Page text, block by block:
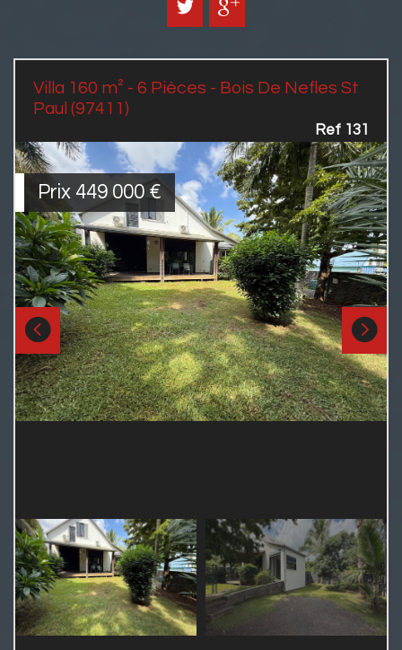
Villa 160 m² - 6 Pièces - Bois De Nefles St
Paul (97411)
Ref 131
Prix 449 000 €